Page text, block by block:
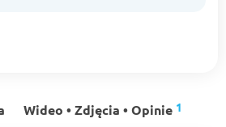
Wideo • Zdjęcia • Opinie 1